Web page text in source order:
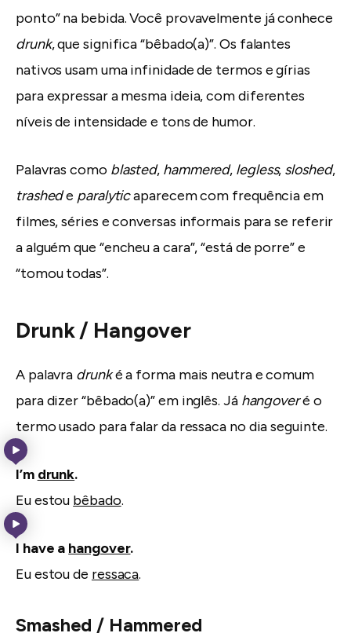
ponto” na bebida. Você provavelmente já conhece
drunk, que significa “bêbado(a)”. Os falantes
nativos usam uma infinidade de termos e gírias
para expressar a mesma ideia, com diferentes
níveis de intensidade e tons de humor.
Palavras como blasted, hammered, legless, sloshed,
trashede paralyticaparecem com frequência em
filmes, séries e conversas informais para se referir
a alguém que “encheu a cara”, “está de porre” e
“tomou todas”.
Drunk / Hangover
A palavra drunké a forma mais neutra e comum
para dizer “bêbado(a)” em inglês. Já hangoveré o
termo usado para falar da ressaca no dia seguinte.
I’m drunk.
Eu estou bêbado.
I have a hangover.
Eu estou de ressaca.
Smashed / Hammered